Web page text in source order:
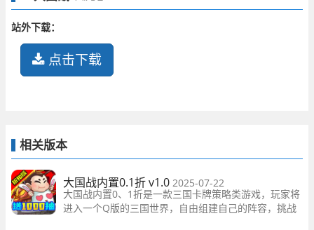
站外下载：
点击下载
相关版本
大国战内置0.1折 v1.0 2025-07-22
大国战内置0、1折是一款三国卡牌策略类游戏，玩家将
进入一个Q版的三国世界，自由组建自己的阵容，挑战